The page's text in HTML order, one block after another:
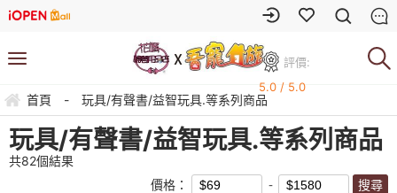
評價:
5.0 / 5.0
首頁 - 玩具/有聲書/益智玩具.等系列商品
玩具/有聲書/益智玩具.等系列商品
共82個結果
價格：